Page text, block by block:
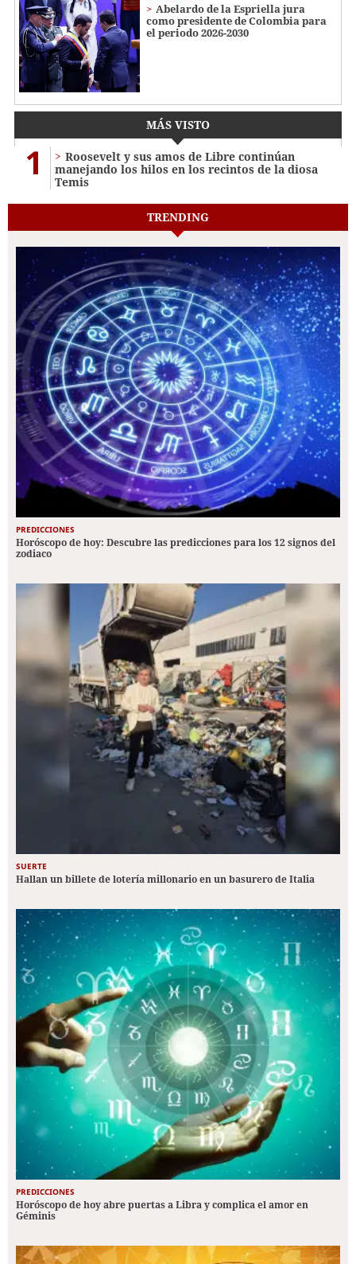
Abelardo de la Espriella jura
como presidente de Colombia para
el periodo 2026-2030
MÁS VISTO
1
Roosevelt y sus amos de Libre continúan
manejando los hilos en los recintos de la diosa
Temis
TRENDING
PREDICCIONES
Horóscopo de hoy: Descubre las predicciones para los 12 signos del
zodiaco
SUERTE
Hallan un billete de lotería millonario en un basurero de Italia
PREDICCIONES
Horóscopo de hoy abre puertas a Libra y complica el amor en
Géminis